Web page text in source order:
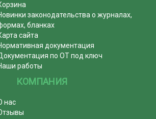
законодательства о журналах,
бланках
сайта
документация
по ОТ под ключ
работы
КОМПАНИЯ
нас